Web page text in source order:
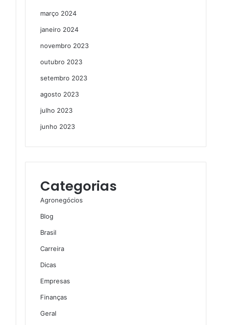
março 2024
janeiro 2024
novembro 2023
outubro 2023
setembro 2023
agosto 2023
julho 2023
junho 2023
Categorias
Agronegócios
Blog
Brasil
Carreira
Dicas
Empresas
Finanças
Geral